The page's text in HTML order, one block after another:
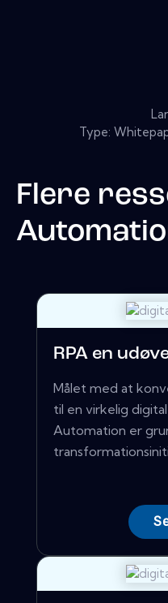
Type:
Flere
RPA en
Målet med at
til en virkelig
Automation er